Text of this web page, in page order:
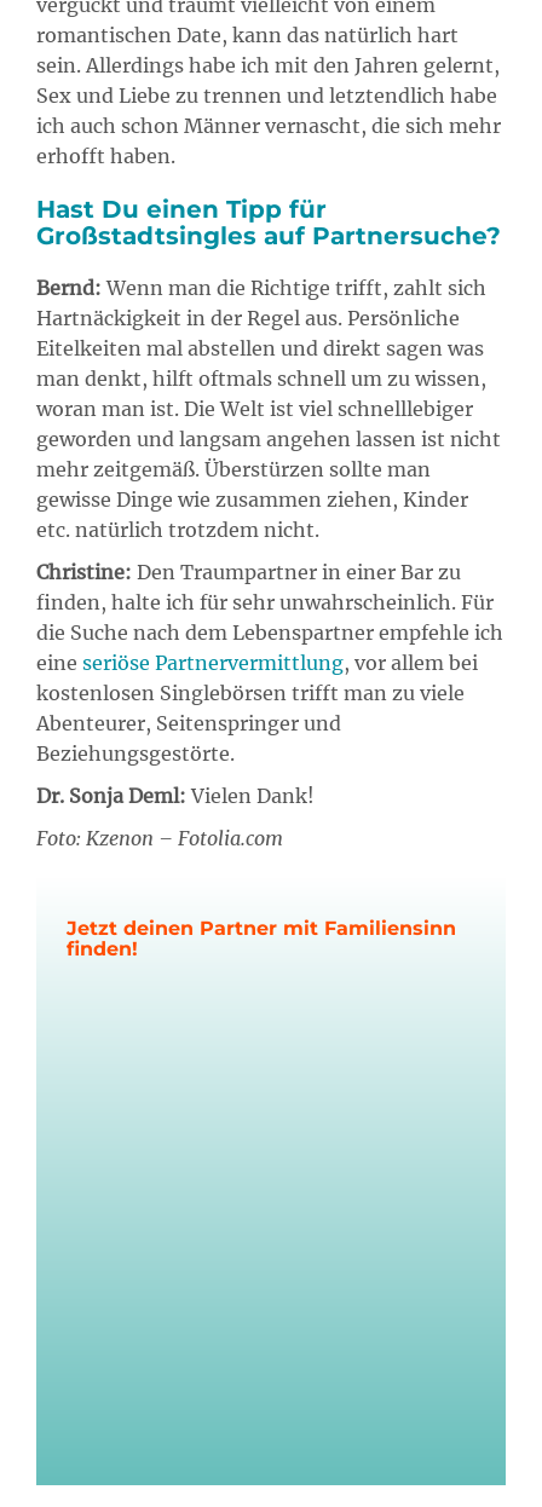
verguckt und träumt vielleicht von einem
romantischen Date, kann das natürlich hart
sein. Allerdings habe ich mit den Jahren gelernt,
Sex und Liebe zu trennen und letztendlich habe
ich auch schon Männer vernascht, die sich mehr
erhofft haben.
Hast Du einen Tipp für
Großstadtsingles auf Partnersuche?
Bernd: Wenn man die Richtige trifft, zahlt sich
Hartnäckigkeit in der Regel aus. Persönliche
Eitelkeiten mal abstellen und direkt sagen was
man denkt, hilft oftmals schnell um zu wissen,
woran man ist. Die Welt ist viel schnelllebiger
geworden und langsam angehen lassen ist nicht
mehr zeitgemäß. Überstürzen sollte man
gewisse Dinge wie zusammen ziehen, Kinder
etc. natürlich trotzdem nicht.
Christine: Den Traumpartner in einer Bar zu
finden, halte ich für sehr unwahrscheinlich. Für
die Suche nach dem Lebenspartner empfehle ich
eine seriöse Partnervermittlung, vor allem bei
kostenlosen Singlebörsen trifft man zu viele
Abenteurer, Seitenspringer und
Beziehungsgestörte.
Dr. Sonja Deml: Vielen Dank!
Foto: Kzenon – Fotolia.com
Jetzt deinen Partner mit Familiensinn
finden!